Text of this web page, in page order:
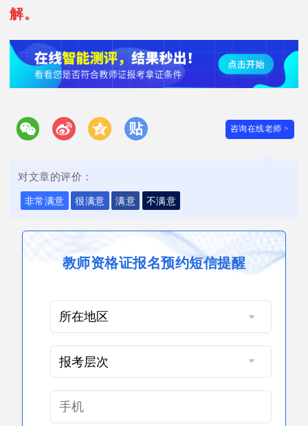
解。
咨询在线老师 >
对文章的评价：
非常满意 很满意 满意 不满意
教师资格证报名预约短信提醒